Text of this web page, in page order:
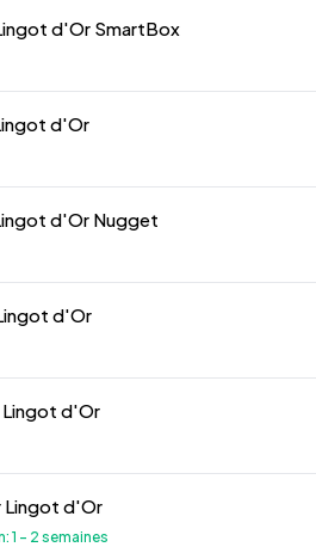
d'Or SmartBox
d'Or
d'Or Nugget
d'Or
Lingot d'Or
Lingot d'Or
1 - 2 semaines